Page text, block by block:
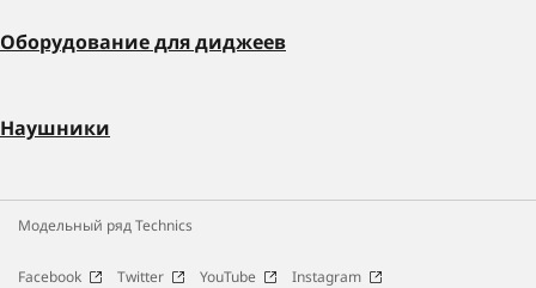
Оборудование для диджеев
Наушники
Модельный ряд Technics
Facebook Twitter YouTube
Instagram